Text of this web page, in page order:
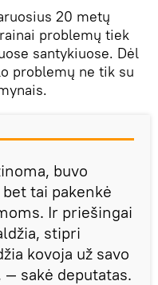
20 metų
problemų tiek
santykiuose. Dėl
problemų ne tik su
buvo
tai pakenkė
Ir priešingai
stipri
kovoja už savo
sakė deputatas.